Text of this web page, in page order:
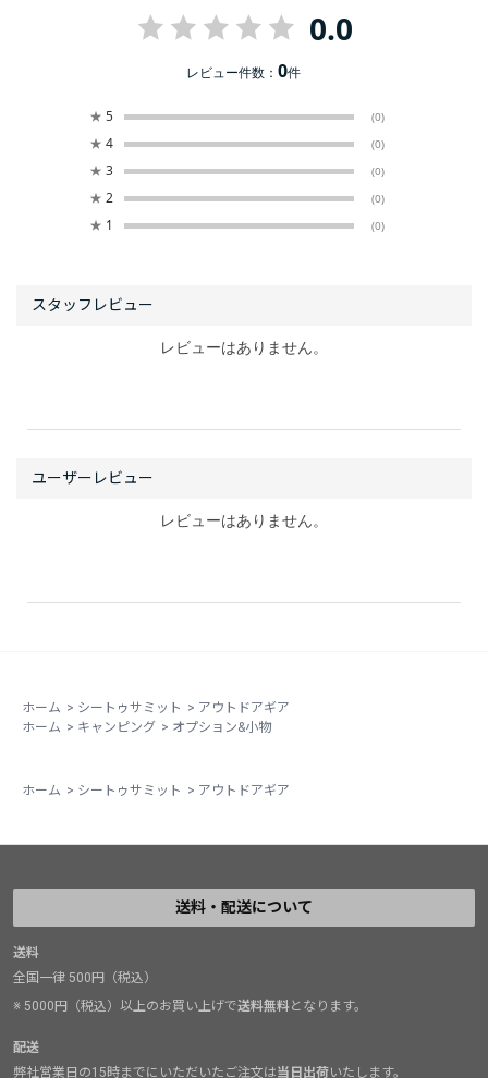
0.0
レビュー件数：0件
★ 5 (0)
★ 4 (0)
★ 3 (0)
★ 2 (0)
★ 1 (0)
レビューはありません。
レビューはありません。
ホーム > シートゥサミット > アウトドアギア
ホーム > キャンピング > オプション&小物
ホーム > シートゥサミット > アウトドアギア
送料・配送について
送料
全国一律 500円（税込）
※ 5000円（税込）以上のお買い上げで送料無料となります。
配送
弊社営業日の15時までにいただいたご注文は当日出荷いたします。